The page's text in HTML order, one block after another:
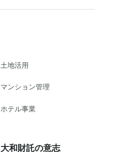
⼟地活⽤
マンション管理
ホテル事業
大和財託の意志